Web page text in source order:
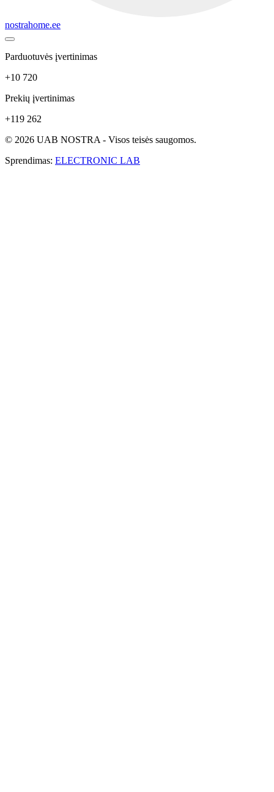
nostrahome.ee
Parduotuvės įvertinimas
+10 720
Prekių įvertinimas
+119 262
© 2026 UAB NOSTRA - Visos teisės saugomos.
Sprendimas: ELECTRONIC LAB